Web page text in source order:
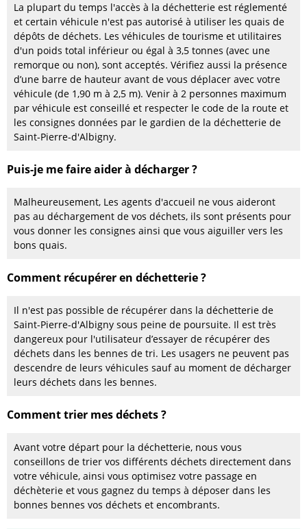
La plupart du temps l'accès à la déchetterie est réglementé
et certain véhicule n'est pas autorisé à utiliser les quais de
dépôts de déchets. Les véhicules de tourisme et utilitaires
d'un poids total inférieur ou égal à 3,5 tonnes (avec une
remorque ou non), sont acceptés. Vérifiez aussi la présence
d’une barre de hauteur avant de vous déplacer avec votre
véhicule (de 1,90 m à 2,5 m). Venir à 2 personnes maximum
par véhicule est conseillé et respecter le code de la route et
les consignes données par le gardien de la déchetterie de
Saint-Pierre-d'Albigny.
Puis-je me faire aider à décharger ?
Malheureusement, Les agents d'accueil ne vous aideront
pas au déchargement de vos déchets, ils sont présents pour
vous donner les consignes ainsi que vous aiguiller vers les
bons quais.
Comment récupérer en déchetterie ?
Il n'est pas possible de récupérer dans la déchetterie de
Saint-Pierre-d'Albigny sous peine de poursuite. Il est très
dangereux pour l'utilisateur d’essayer de récupérer des
déchets dans les bennes de tri. Les usagers ne peuvent pas
descendre de leurs véhicules sauf au moment de décharger
leurs déchets dans les bennes.
Comment trier mes déchets ?
Avant votre départ pour la déchetterie, nous vous
conseillons de trier vos différents déchets directement dans
votre véhicule, ainsi vous optimisez votre passage en
déchèterie et vous gagnez du temps à déposer dans les
bonnes bennes vos déchets et encombrants.